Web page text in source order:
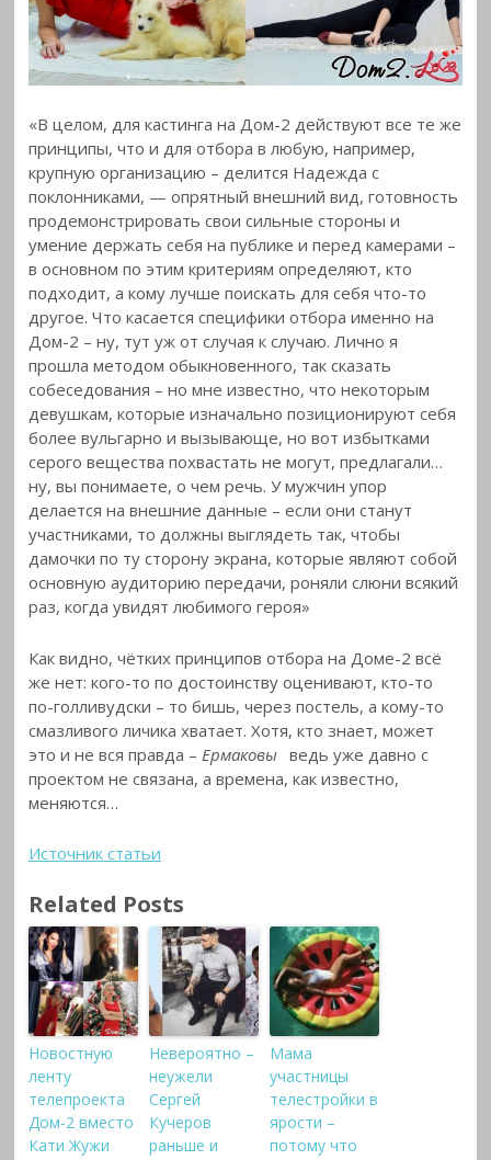
«В целом, для кастинга на Дом-2 действуют все те же
принципы, что и для отбора в любую, например,
крупную организацию – делится Надежда с
поклонниками, — опрятный внешний вид, готовность
продемонстрировать свои сильные стороны и
умение держать себя на публике и перед камерами –
в основном по этим критериям определяют, кто
подходит, а кому лучше поискать для себя что-то
другое. Что касается специфики отбора именно на
Дом-2 – ну, тут уж от случая к случаю. Лично я
прошла методом обыкновенного, так сказать
собеседования – но мне известно, что некоторым
девушкам, которые изначально позиционируют себя
более вульгарно и вызывающе, но вот избытками
серого вещества похвастать не могут, предлагали…
ну, вы понимаете, о чем речь. У мужчин упор
делается на внешние данные – если они станут
участниками, то должны выглядеть так, чтобы
дамочки по ту сторону экрана, которые являют собой
основную аудиторию передачи, роняли слюни всякий
раз, когда увидят любимого героя»
Как видно, чётких принципов отбора на Доме-2 всё
же нет: кого-то по достоинству оценивают, кто-то
по-голливудски – то бишь, через постель, а кому-то
смазливого личика хватает. Хотя, кто знает, может
это и не вся правда – Ермаковы ведь уже давно с
проектом не связана, а времена, как известно,
меняются…
Источник статьи
Related Posts
Новостную
ленту
телепроекта
Дом-2 вместо
Кати Жужи
Невероятно –
неужели
Сергей
Кучеров
раньше и
Мама
участницы
телестройки в
ярости –
потому что